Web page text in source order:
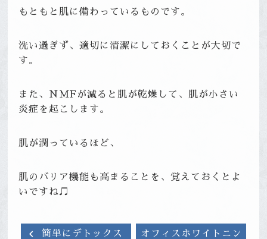
もともと肌に備わっているものです。
洗い過ぎず、適切に清潔にしておくことが大切で
す。
また、NMFが減ると肌が乾燥して、肌が小さい
炎症を起こします。
肌が潤っているほど、
肌のバリア機能も高まることを、覚えておくとよ
いですね♫
簡単にデトックス
オフィスホワイトニン